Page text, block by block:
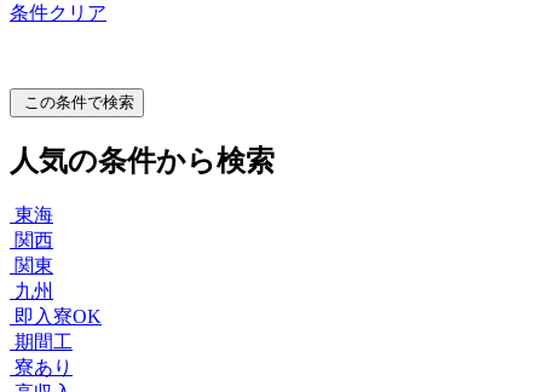
条件クリア
この条件で検索
人気の条件から検索
東海
関西
関東
九州
即入寮OK
期間工
寮あり